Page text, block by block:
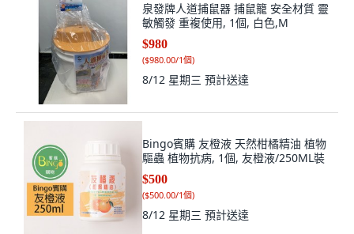
泉發牌人道捕鼠器 捕鼠籠 安全材質 靈
敏觸發 重複使用, 1個, 白色,M
$980
($980.00/1個)
8/12 星期三 預計送達
Bingo賓購 友橙液 天然柑橘精油 植物
驅蟲 植物抗病, 1個, 友橙液/250ML裝
$500
($500.00/1個)
8/12 星期三 預計送達